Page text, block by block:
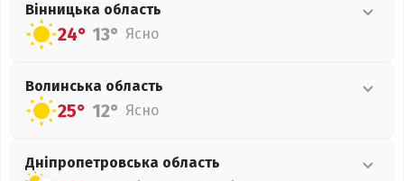
Вінницька область
24° 13° Ясно
Волинська область
25° 12° Ясно
Дніпропетровська область